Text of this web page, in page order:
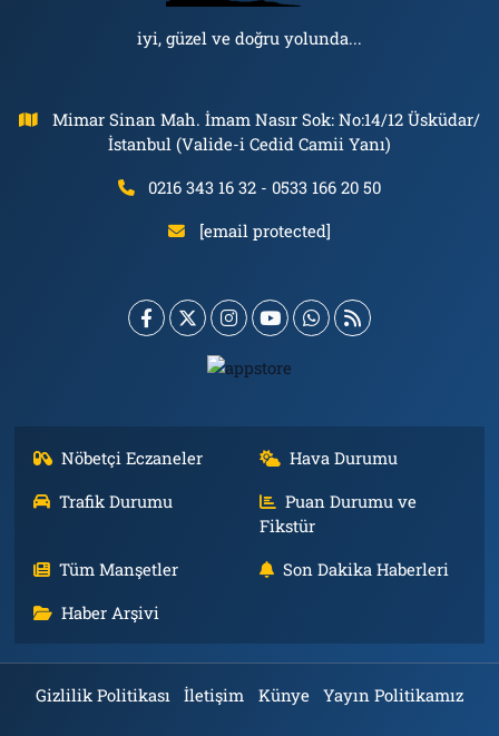
iyi, güzel ve doğru yolunda...
Mimar Sinan Mah. İmam Nasır Sok: No:14/12 Üsküdar/
İstanbul (Valide-i Cedid Camii Yanı)
0216 343 16 32 - 0533 166 20 50
[email protected]
Nöbetçi Eczaneler
Hava Durumu
Trafik Durumu
Puan Durumu ve
Fikstür
Tüm Manşetler
Son Dakika Haberleri
Haber Arşivi
Gizlilik Politikası İletişim Künye Yayın Politikamız